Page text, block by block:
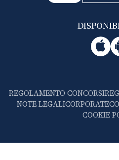
REGOLAMENTO CONCORSI
NOTE LEGALICORPORATE
COOKIE